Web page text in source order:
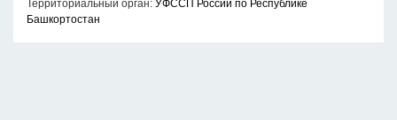
Территориальный орган: УФССП России по Республике
Башкортостан